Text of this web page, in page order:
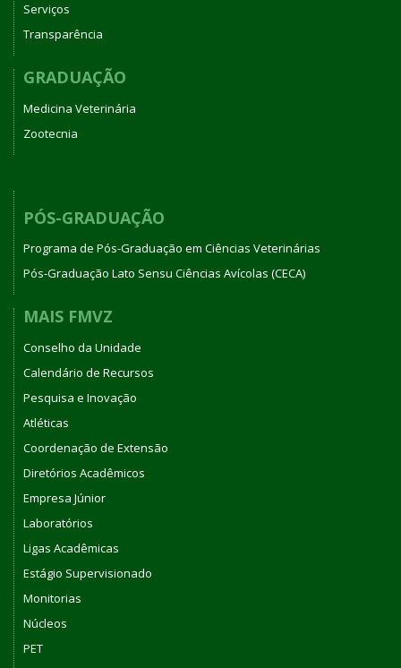
Serviços
Transparência
GRADUAÇÃO
Medicina Veterinária
Zootecnia
PÓS-GRADUAÇÃO
Programa de Pós-Graduação em Ciências Veterinárias
Pós-Graduação Lato Sensu Ciências Avícolas (CECA)
MAIS FMVZ
Conselho da Unidade
Calendário de Recursos
Pesquisa e Inovação
Atléticas
Coordenação de Extensão
Diretórios Acadêmicos
Empresa Júnior
Laboratórios
Ligas Acadêmicas
Estágio Supervisionado
Monitorias
Núcleos
PET